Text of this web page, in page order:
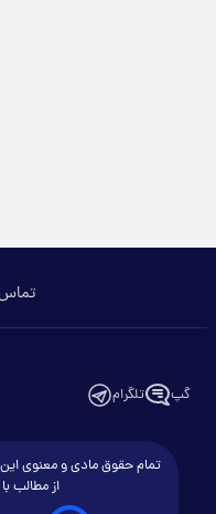
تماس
گپ تلگرام
تمام حقوق مادی و معنوی
از مطالب